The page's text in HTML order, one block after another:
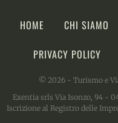
HOME CHI SIAMO
PRIVACY POLICY
© 2026 - Turismo e
Exentia srls Via Isonzo, 94 -
Iscrizione al Registro delle